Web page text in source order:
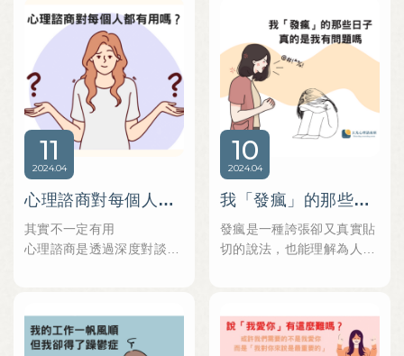
遇到你順便陪你走一段，跟
你聊一段
只要清楚知道，所有的關係
都會結束，諮商師會離開，
所有人也都將離開
最後登頂時
天的距離、風的味道、雲的
質地
都只有完整經歷一遍的自己
最清楚
11
04
2024
心理諮商對每個人都有用嗎？
其實不一定有用
心理諮商是透過深度對談的
過得好不好，如果環境影響
的力量過大，短時間內通常
10
04
2024
我「發瘋」的那些日子，真的是我有問題嗎
發瘋是一種誇張卻又真實貼
切的說法，也能理解為人生
內心總有種強烈的情緒感
受，可能很負面、很邪惡，